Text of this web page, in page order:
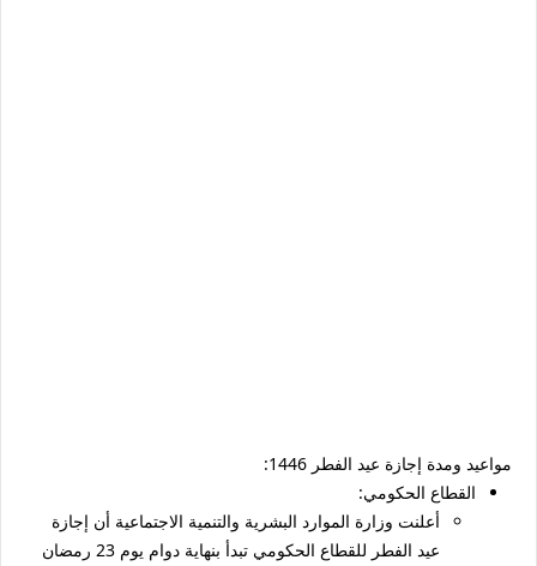
مواعيد ومدة إجازة عيد الفطر 1446:
القطاع الحكومي:
أعلنت وزارة الموارد البشرية والتنمية الاجتماعية أن إجازة
عيد الفطر للقطاع الحكومي تبدأ بنهاية دوام يوم 23 رمضان